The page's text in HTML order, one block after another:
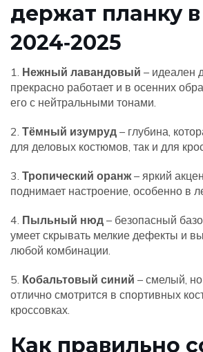
держат планку в
2024‑2025
1. Нежный лавандовый – идеален
прекрасно работает и в осенних
его с нейтральными тонами.
2. Тёмный изумруд – глубина,
для деловых костюмов, так и для
3. Тропический оранж– яркий
поднимает настроение, особенно в
4. Пыльный нюд – безопасный
умеет скрывать мелкие дефекты и
любой комбинации.
5. Кобальтовый синий – смелый,
отлично смотрится в спортивных
кроссовках.
Как правильно